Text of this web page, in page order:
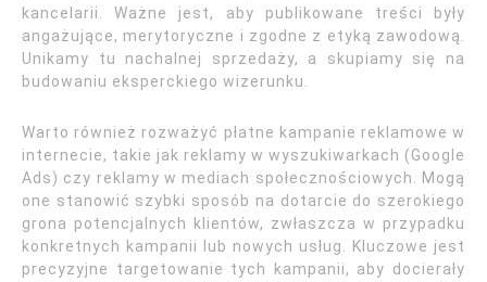
kancelarii. Ważne jest, aby publikowane treści były
angażujące, merytoryczne i zgodne z etyką zawodową.
Unikamy tu nachalnej sprzedaży, a skupiamy się na
budowaniu eksperckiego wizerunku.
Warto również rozważyć płatne kampanie reklamowe w
internecie, takie jak reklamy w wyszukiwarkach (Google
Ads) czy reklamy w mediach społecznościowych. Mogą
one stanowić szybki sposób na dotarcie do szerokiego
grona potencjalnych klientów, zwłaszcza w przypadku
konkretnych kampanii lub nowych usług. Kluczowe jest
precyzyjne targetowanie tych kampanii, aby docierały